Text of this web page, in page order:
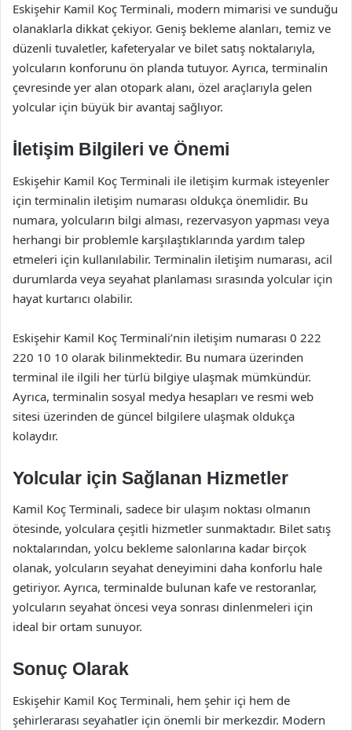
Eskişehir Kamil Koç Terminali, modern mimarisi ve sunduğu
olanaklarla dikkat çekiyor. Geniş bekleme alanları, temiz ve
düzenli tuvaletler, kafeteryalar ve bilet satış noktalarıyla,
yolcuların konforunu ön planda tutuyor. Ayrıca, terminalin
çevresinde yer alan otopark alanı, özel araçlarıyla gelen
yolcular için büyük bir avantaj sağlıyor.
İletişim Bilgileri ve Önemi
Eskişehir Kamil Koç Terminali ile iletişim kurmak isteyenler
için terminalin iletişim numarası oldukça önemlidir. Bu
numara, yolcuların bilgi alması, rezervasyon yapması veya
herhangi bir problemle karşılaştıklarında yardım talep
etmeleri için kullanılabilir. Terminalin iletişim numarası, acil
durumlarda veya seyahat planlaması sırasında yolcular için
hayat kurtarıcı olabilir.
Eskişehir Kamil Koç Terminali’nin iletişim numarası 0 222
220 10 10 olarak bilinmektedir. Bu numara üzerinden
terminal ile ilgili her türlü bilgiye ulaşmak mümkündür.
Ayrıca, terminalin sosyal medya hesapları ve resmi web
sitesi üzerinden de güncel bilgilere ulaşmak oldukça
kolaydır.
Yolcular için Sağlanan Hizmetler
Kamil Koç Terminali, sadece bir ulaşım noktası olmanın
ötesinde, yolculara çeşitli hizmetler sunmaktadır. Bilet satış
noktalarından, yolcu bekleme salonlarına kadar birçok
olanak, yolcuların seyahat deneyimini daha konforlu hale
getiriyor. Ayrıca, terminalde bulunan kafe ve restoranlar,
yolcuların seyahat öncesi veya sonrası dinlenmeleri için
ideal bir ortam sunuyor.
Sonuç Olarak
Eskişehir Kamil Koç Terminali, hem şehir içi hem de
şehirlerarası seyahatler için önemli bir merkezdir. Modern